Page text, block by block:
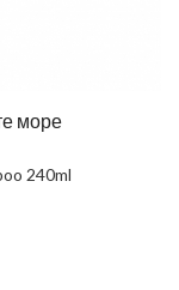
море
240ml